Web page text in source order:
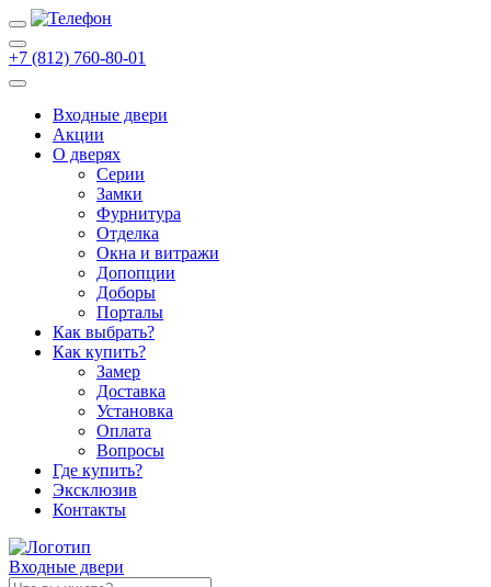
+7 (812) 760-80-01
Входные двери
Акции
О дверях
Cерии
Замки
Фурнитура
Отделка
Окна и витражи
Допопции
Доборы
Порталы
Как выбрать?
Как купить?
Замер
Доставка
Установка
Оплата
Вопросы
Где купить?
Эксклюзив
Контакты
Входные двери